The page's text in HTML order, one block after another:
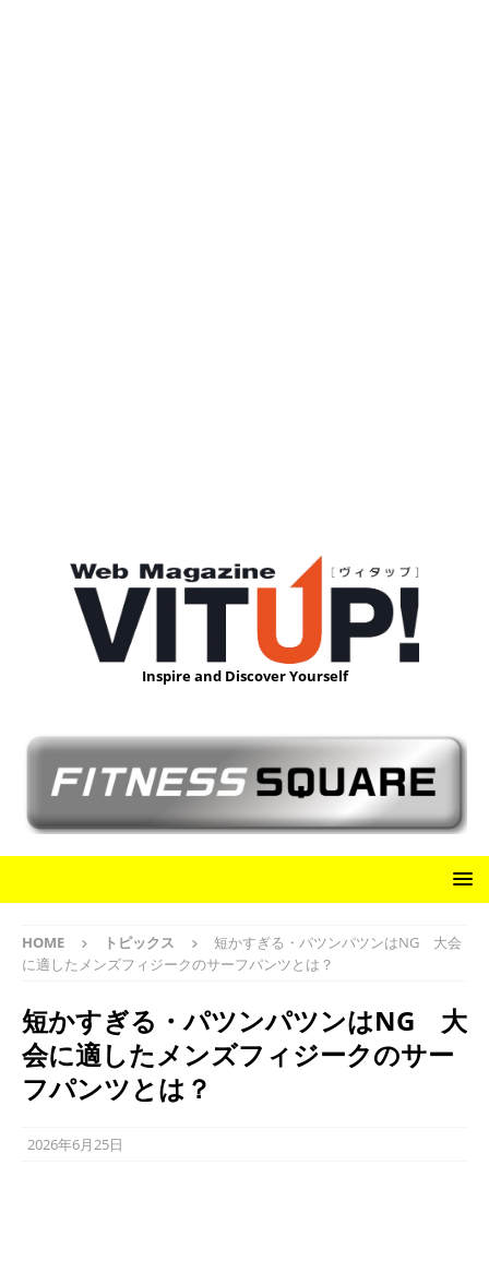
Inspire and Discover Yourself
HOME トピックス
短かすぎる・パツンパツンはNG 大会
に適したメンズフィジークのサーフパンツとは？
短かすぎる・パツンパツンはNG 大
会に適したメンズフィジークのサー
フパンツとは？
2026年6月25日